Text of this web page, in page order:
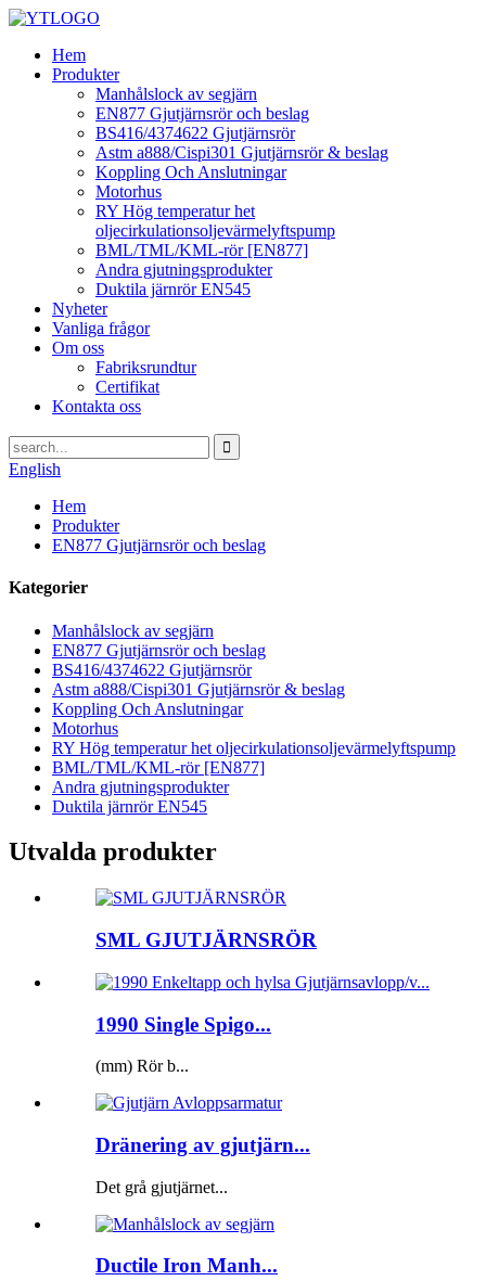
Hem
Produkter
Manhålslock av segjärn
EN877 Gjutjärnsrör och beslag
BS416/4374622 Gjutjärnsrör
Astm a888/Cispi301 Gjutjärnsrör & beslag
Koppling Och Anslutningar
Motorhus
RY Hög temperatur het
oljecirkulationsoljevärmelyftspump
BML/TML/KML-rör [EN877]
Andra gjutningsprodukter
Duktila järnrör EN545
Nyheter
Vanliga frågor
Om oss
Fabriksrundtur
Certifikat
Kontakta oss
English
Hem
Produkter
EN877 Gjutjärnsrör och beslag
Kategorier
Manhålslock av segjärn
EN877 Gjutjärnsrör och beslag
BS416/4374622 Gjutjärnsrör
Astm a888/Cispi301 Gjutjärnsrör & beslag
Koppling Och Anslutningar
Motorhus
RY Hög temperatur het oljecirkulationsoljevärmelyftspump
BML/TML/KML-rör [EN877]
Andra gjutningsprodukter
Duktila järnrör EN545
Utvalda produkter
SML GJUTJÄRNSRÖR
1990 Single Spigo...
(mm) Rör b...
Dränering av gjutjärn...
Det grå gjutjärnet...
Ductile Iron Manh...